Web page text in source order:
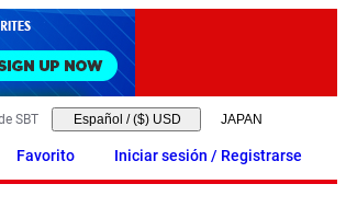
SBT Español / ($) USD
Favorito Iniciar sesión / Registrarse